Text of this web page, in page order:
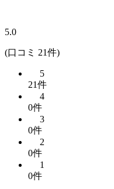
5.0
(口コミ 21件)
5
21件
4
0件
3
0件
2
0件
1
0件